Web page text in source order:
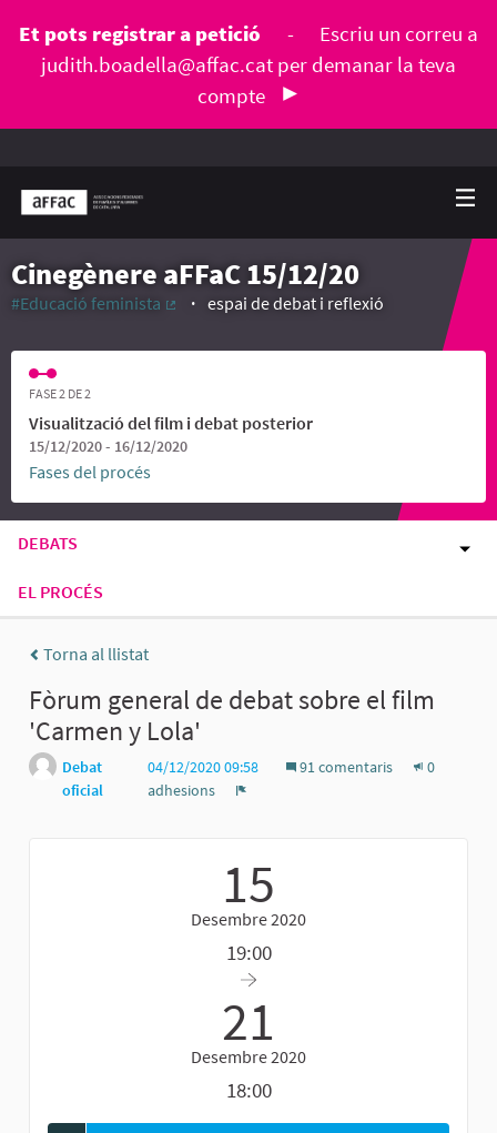
Et pots registrar a petició -
Escriu un correu a
judith.boadella@affac.cat per demanar la teva
compte
Cinegènere aFFaC 15/12/20
#Educació feminista
espai de debat i reflexió
FASE 2 DE 2
Visualització del film i debat posterior
15/12/2020 - 16/12/2020
Fases del procés
DEBATS
EL PROCÉS
Torna al llistat
Fòrum general de debat sobre el film
'Carmen y Lola'
Debat
oficial
04/12/2020 09:58 91 comentaris
0
adhesions
15
Desembre 2020
19:00
21
Desembre 2020
18:00